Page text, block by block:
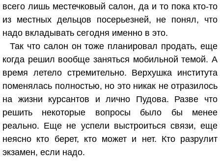
всего лишь местечковый салон, да и то пока кто-то
из местных дельцов посерьезней, не понял, что
надо вкладывать сегодня именно в это.
Так что салон он тоже планировал продать, еще
когда решил вообще заняться мобильной темой. А
время летело стремительно. Верхушка института
поменялась полностью, но это никак не отразилось
на жизни курсантов и лично Пудова. Разве что
решить некоторые вопросы было бы менее
реально. Еще не успели выстроиться связи, еще
неясно кто берет, кто может и нет. Кто разрулит
экзамен, если надо.